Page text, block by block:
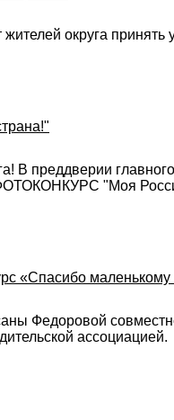
округа
В преддверии
"Моя
«Спасибо
Федоровой
ассоциацией.